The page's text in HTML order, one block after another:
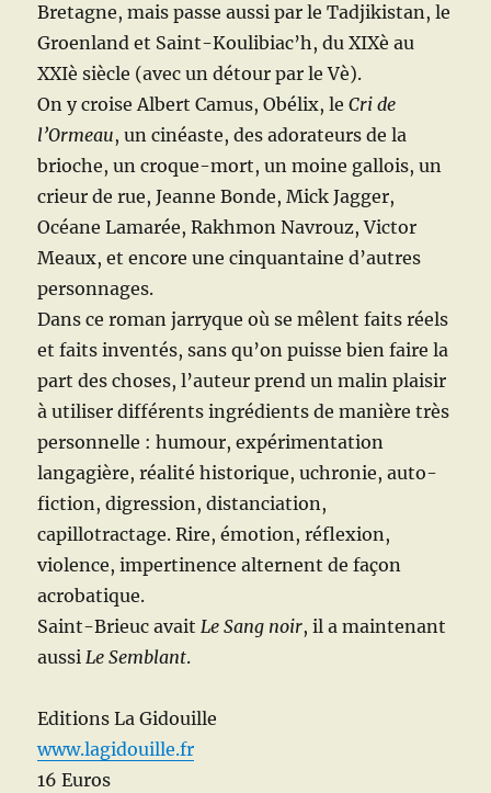
Bretagne, mais passe aussi par le Tadjikistan, le
Groenland et Saint-Koulibiac’h, du XIXè au
XXIè siècle (avec un détour par le Vè).
On y croise Albert Camus, Obélix, leCri de
l’Ormeau, un cinéaste, des adorateurs de la
brioche, un croque-mort, un moine gallois, un
crieur de rue, Jeanne Bonde, Mick Jagger,
Océane Lamarée, Rakhmon Navrouz, Victor
Meaux, et encore une cinquantaine d’autres
personnages.
Dans ce roman jarryque où se mêlent faits réels
et faits inventés, sans qu’on puisse bien faire la
part des choses, l’auteur prend un malin plaisir
à utiliser différents ingrédients de manière très
personnelle : humour, expérimentation
langagière, réalité historique, uchronie, auto-
fiction, digression, distanciation,
capillotractage. Rire, émotion, réflexion,
violence, impertinence alternent de façon
acrobatique.
Saint-Brieuc avaitLe Sang noir, il a maintenant
aussiLe Semblant.
Editions La Gidouille
www.lagidouille.fr
16 Euros